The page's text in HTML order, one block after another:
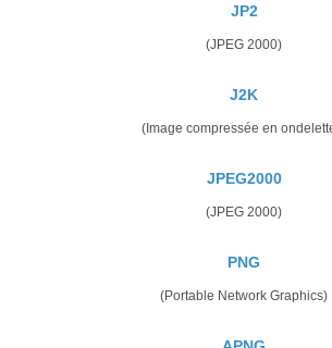
JP2
(JPEG 2000)
J2K
(Image compressée en
JPEG2000
(JPEG 2000)
PNG
(Portable Network Graphics)